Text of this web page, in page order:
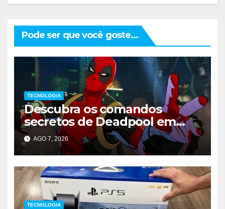
Pode ser que você goste...
TECNOLOGIA
Descubra os comandos
secretos de Deadpool em
Marvel Tokon
AGO 7, 2026
TECNOLOGIA